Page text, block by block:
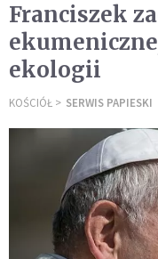
Franciszek
ekologii
KOŚCIÓŁ SERWIS PAPIESKI